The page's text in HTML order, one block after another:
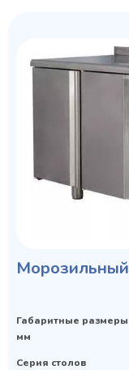
Габаритные
мм
Серия столов